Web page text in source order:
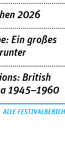
2026
Ein großes
British
1945–1960
ALLE